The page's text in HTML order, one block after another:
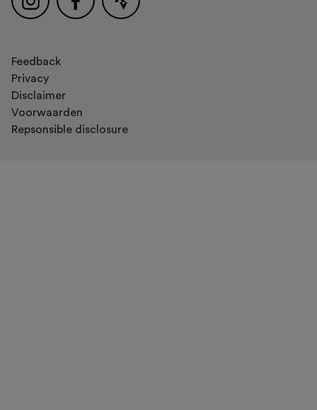
Feedback
Privacy
Disclaimer
Voorwaarden
Repsonsible disclosure